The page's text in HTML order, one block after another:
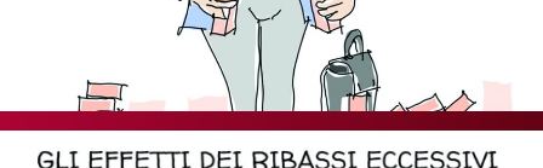
SOMMARIO
PREVIDENZA
FOCUS